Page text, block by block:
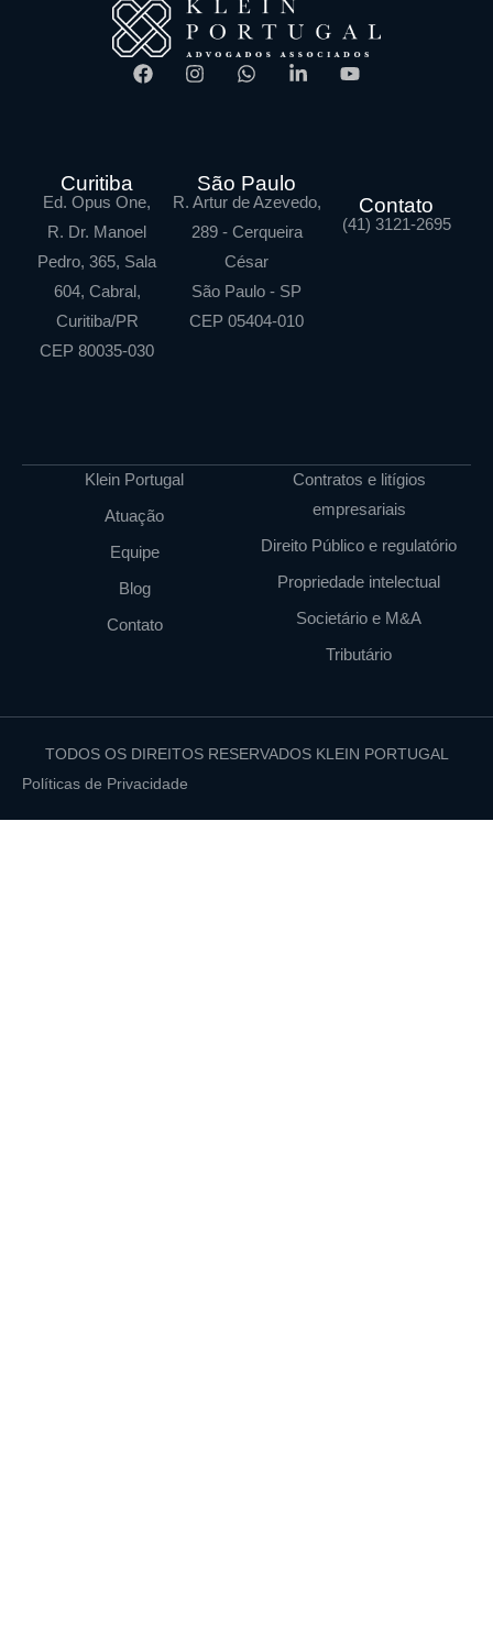
Curitiba
Ed. Opus One,
R. Dr. Manoel
Pedro, 365, Sala
604, Cabral,
Curitiba/PR
CEP 80035-030
São Paulo
R. Artur de Azevedo,
289 - Cerqueira
César
São Paulo - SP
CEP 05404-010
Contato
(41) 3121-2695
Klein Portugal
Atuação
Equipe
Blog
Contato
Contratos e litígios
empresariais
Direito Público e regulatório
Propriedade intelectual
Societário e M&A
Tributário
TODOS OS DIREITOS RESERVADOS KLEIN PORTUGAL
Políticas de Privacidade